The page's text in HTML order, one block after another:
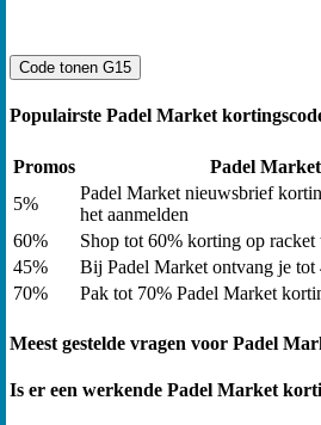
Code tonen G15
Populairste Padel Market
Promos
Padel
5%
Padel Market nieuwsbrief
het aanmelden
60%
Shop tot 60% korting op racket
45%
Bij Padel Market ontvang je tot
70%
Pak tot 70% Padel Market
Meest gestelde vragen voor Padel
Is er een werkende Padel Market